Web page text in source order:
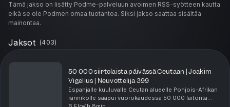
(13:30) Tuottavuuspaineet ja työmarkkinoiden uudistus
(15:00) Julkisen sektorin tuottavuuden ongelmat
(16:30) Tontin muistoja vihreistä ja Lipposen aika
(19:30) Antti Kaikkosen vaalisloganit
(21:00) Viestinnän tyhjyys ja vaikuttavuus
(24:00) Vihreiden kaupunkikannatuksen muutos
(25:30) Sosiaalidemokraattien ideologinen hajanaisuus
(27:00) Demarit ja valtionhoitajan rooli
(28:30) Punavihreän hallituksen asepanostukset
Tämä jakso on lisätty Podme-palveluun avoimen RSS-syötteen kautta
eikä se ole Podmen omaa tuotantoa. Siksi jakso saattaa sisältää
mainontaa.
Jaksot (403)
50 000 siirtolaista päivässä Ceutaan | Joakim
Vigelius | Neuvottelija 399
Espanjalle kuuluvalle Ceutan alueelle Pohjois-Afrikan
rannikolle saapui vuorokaudessa 50 000 laitonta